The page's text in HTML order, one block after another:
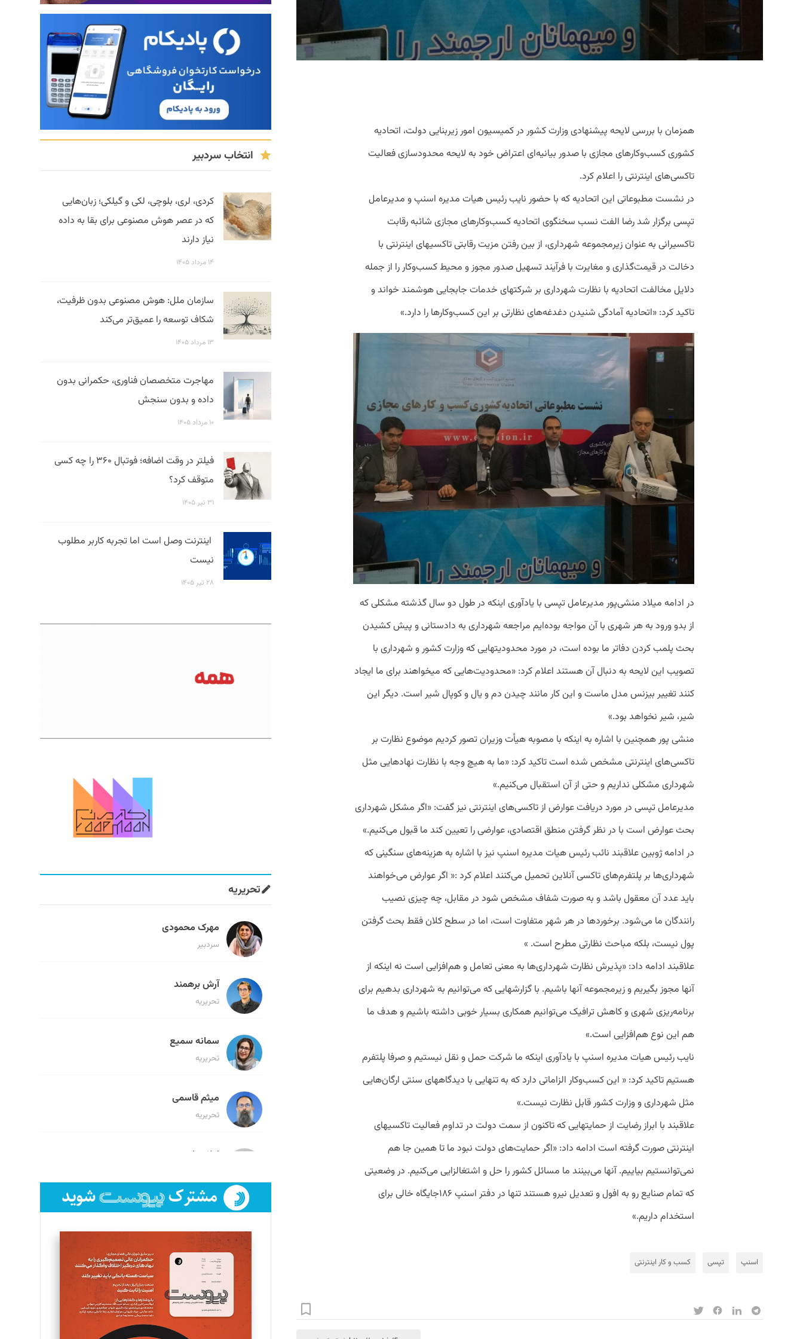
همزمان با بررسی لایحه پیشنهادی وزارت کشور در کمیسیون امور زیربنایی دولت، اتحادیه
کشوری کسب‌وکارهای مجازی با صدور بیانیه‌ای اعتراض خود به لایحه محدودسازی فعالیت
تاکسی‌های اینترنتی را اعلام کرد.
در نشست مطبوعاتی‌ این اتحادیه که با حضور نایب رئیس هیات مدیره اسنپ و مدیرعامل
تپسی برگزار شد رضا الفت نسب سخنگوی اتحادیه کسب‌وکارهای مجازی شائبه رقابت
تاکسیرانی به عنوان زیرمجموعه شهرداری، از بین رفتن مزیت رقابتی تاکسیهای اینترنتی با
دخالت در قیمت‌گذاری و مغایرت با فرآیند تسهیل صدور مجوز و محیط کسب‌وکار را از جمله
دلایل مخالفت اتحادیه با نظارت شهرداری بر شرکتهای خدمات جابجایی هوشمند خواند و
تاکید کرد: «اتحادیه آمادگی شنیدن دغدغه‌های نظارتی بر این کسب‌وکارها را دارد.»
در ادامه میلاد منشی‌پور مدیرعامل تپسی با یادآوری اینکه در طول دو سال گذشته مشکلی که
از بدو ورود به هر شهری با آن مواجه بوده‌ایم مراجعه شهرداری به دادستانی و پیش کشیدن
بحث پلمب کردن دفاتر ما بوده است، در مورد محدودیتهایی که وزارت کشور و شهرداری با
تصویب این لایحه به دنبال آن هستند اعلام کرد: «محدودیت‌هایی که میخواهند برای ما ایجاد
کنند تغییر بیزنس مدل ماست و این کار مانند چیدن دم و یال و کوپال شیر است. دیگر این
شیر، شیر نخواهد بود.»
منشی پور همچنین با اشاره به اینکه با مصوبه هیأت وزیران تصور کردیم موضوع نظارت بر
تاکسی‌های اینترنتی مشخص شده است تاکید کرد: «ما به هیچ وجه با نظارت نهادهایی مثل
شهرداری مشکلی نداریم و حتی از آن استقبال می‌کنیم.»
مدیرعامل تپسی در مورد دریافت عوارض از تاکسی‌های اینترنتی نیز گفت: «اگر مشکل شهرداری
بحث عوارض است با در نظر گرفتن منطق اقتصادی، عوارضی را تعیین کند ما قبول می‌کنیم.»
در ادامه ژوبین علاقبند نائب رئیس هیات مدیره اسنپ نیز با اشاره به هزینه‌های سنگینی که
شهرداری‌ها بر پلتفرم‌های تاکسی آنلاین تحمیل می‌کنند اعلام کرد :‌« اگر عوارض می‌خواهند
باید عدد آن معقول باشد و به صورت شفاف مشخص شود در مقابل، چه چیزی نصیب
رانندگان ما می‌شود. برخوردها در هر شهر متفاوت است، اما در سطح کلان فقط بحث گرفتن
پول نیست، بلکه مباحث نظارتی مطرح است. »
علاقبند ادامه داد: «پذیرش نظارت شهرداری‌ها به معنی تعامل و هم‌افزایی است نه اینکه از
آنها مجوز بگیریم و زیرمجموعه آنها باشیم. با گزارشهایی که می‌توانیم به شهرداری بدهیم برای
برنامه‌ریزی شهری و کاهش ترافیک می‌توانیم همکاری بسیار خوبی داشته باشیم و هدف ما
هم این نوع هم‌افزایی است.»
نایب رئیس هیات مدیره اسنپ با یادآوری اینکه ما شرکت حمل و نقل نیستیم و صرفا پلتفرم
هستیم تاکید کرد: « این کسب‌وکار الزاماتی دارد که به تنهایی با دیدگاههای سنتی ارگان‌هایی
مثل شهرداری و وزارت کشور قابل نظارت نیست.»
علاقبند با ابراز رضایت از حمایتهایی که تاکنون از سمت دولت در تداوم فعالیت تاکسیهای
اینترنتی صورت گرفته است ادامه داد: «اگر حمایت‌های دولت نبود ما تا همین جا هم
نمی‌توانستیم بیاییم. آنها می‌بینند ما مسائل کشور را حل و اشتغالزایی می‌کنیم. در وضعیتی
که تمام صنایع رو به افول و تعدیل نیرو هستند تنها در دفتر اسنپ ۱۸۶جایگاه خالی برای
استخدام داریم‌.»
اسنپ تپسی کسب و کار اینترنتی
انتخاب سردبیر
کردی، لری، بلوچی، لکی و گیلکی؛ زبان‌هایی
که در عصر هوش مصنوعی برای بقا به داده
نیاز دارند
۱۴ مرداد ۱۴۰۵
سازمان ملل: هوش مصنوعی بدون ظرفیت،
شکاف توسعه را عمیق‌تر می‌کند
۱۳ مرداد ۱۴۰۵
مهاجرت متخصصان فناوری، حکمرانی بدون
داده و بدون سنجش
۱۰ مرداد ۱۴۰۵
فیلتر در وقت اضافه؛ فوتبال ۳۶۰ را چه کسی
متوقف کرد؟
۳۱ تیر ۱۴۰۵
اینترنت وصل است اما تجربه کاربر مطلوب
نیست
۲۸ تیر ۱۴۰۵
تحریریه
مهرک محمودی
سردبیر
آرش برهمند
تحریریه
سمانه سمیع
تحریریه
میثم قاسمی
تحریریه
لیلا حنارود
فائزه فتحی رستمی
تحریریه
سروش کرمیان
تحریریه
مینا پاکدل